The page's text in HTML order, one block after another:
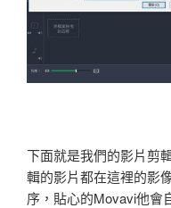
下面就是我們的影片剪
輯的影片都在這裡的影
序，貼心的Movavi他會